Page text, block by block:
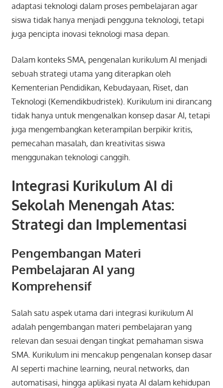
adaptasi teknologi dalam proses pembelajaran agar
siswa tidak hanya menjadi pengguna teknologi, tetapi
juga pencipta inovasi teknologi masa depan.
Dalam konteks SMA, pengenalan kurikulum AI menjadi
sebuah strategi utama yang diterapkan oleh
Kementerian Pendidikan, Kebudayaan, Riset, dan
Teknologi (Kemendikbudristek). Kurikulum ini dirancang
tidak hanya untuk mengenalkan konsep dasar AI, tetapi
juga mengembangkan keterampilan berpikir kritis,
pemecahan masalah, dan kreativitas siswa
menggunakan teknologi canggih.
Integrasi Kurikulum AI di
Sekolah Menengah Atas:
Strategi dan Implementasi
Pengembangan Materi
Pembelajaran AI yang
Komprehensif
Salah satu aspek utama dari integrasi kurikulum AI
adalah pengembangan materi pembelajaran yang
relevan dan sesuai dengan tingkat pemahaman siswa
SMA. Kurikulum ini mencakup pengenalan konsep dasar
AI seperti machine learning, neural networks, dan
automatisasi, hingga aplikasi nyata AI dalam kehidupan